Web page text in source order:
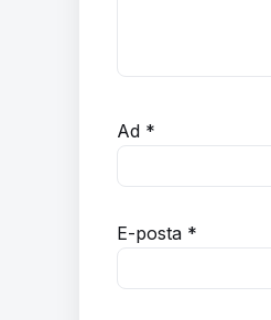
Ad *
E-posta *